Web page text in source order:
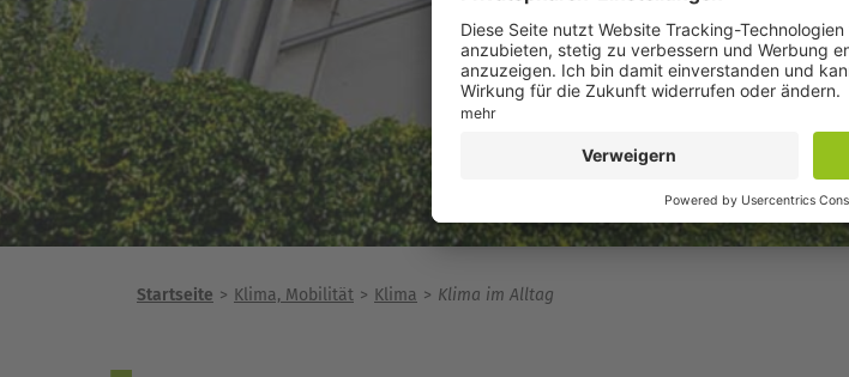
Startseite Klima, Mobilität Klima Klima im Alltag